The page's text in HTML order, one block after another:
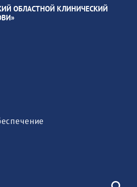
ОБЛАСТНОЙ КЛИНИЧЕСКИЙ